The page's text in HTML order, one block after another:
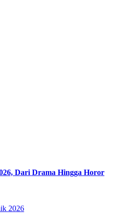
Dari Drama Hingga Horor